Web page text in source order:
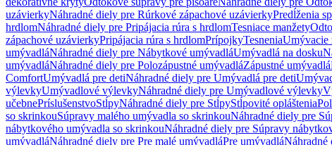
uzávierkyNáhradné diely pre Rúrkové zápachové uzávierkyPredĺženia
hrdlomNáhradné diely pre Pripájacia rúra s hrdlomTesniace manžety
zápachové uzávierkyPripájacia rúra s hrdlomPrípojkyTesneniaUmývacie
umývadláNáhradné diely pre Nábytkové umývadláUmývadlá na dosku
umývadláNáhradné diely pre Polozápustné umývadláZápustné umývadlá
ComfortUmývadlá pre detiNáhradné diely pre Umývadlá pre deti
výlevkyUmývadlové výlevkyNáhradné diely pre Umývadlové výlevky
učebnePríslušenstvoStĺpyNáhradné diely pre StĺpyStĺpovité opláštenia
so skrinkouSúpravy malého umývadla so skrinkouNáhradné diely pre
nábytkového umývadla so skrinkouNáhradné diely pre Súpravy
umývadláNáhradné diely pre Pre malé umývadláPre umývadláNáhradné